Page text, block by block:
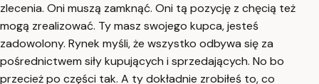
zlecenia. Oni muszą zamknąć. Oni tą pozycję z chęcią też
mogą zrealizować. Ty masz swojego kupca, jesteś
zadowolony. Rynek myśli, że wszystko odbywa się za
pośrednictwem siły kupujących i sprzedających. No bo
przecież po części tak. A ty dokładnie zrobiłeś to, co